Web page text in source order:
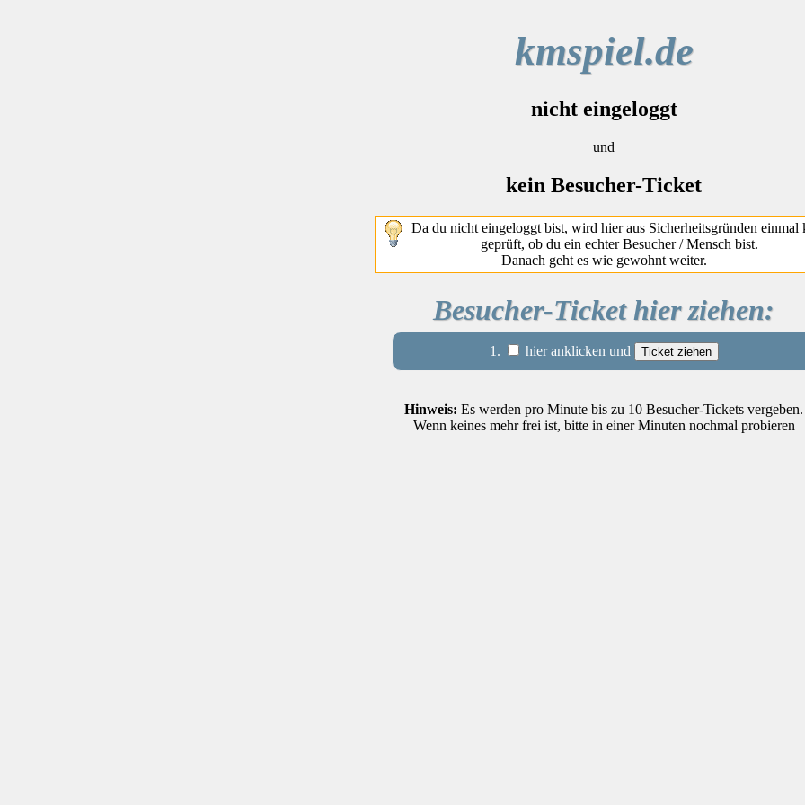
kmspiel.de
nicht eingeloggt
und
kein Besucher-Ticket
Da du nicht eingeloggt bist, wird hier aus Sicherheitsgründen einmal
geprüft, ob du ein echter Besucher / Mensch bist.
Danach geht es wie gewohnt weiter.
Besucher-Ticket hier ziehen:
1. hier anklicken und
Hinweis: Es werden pro Minute bis zu 10 Besucher-Tickets vergeben.
Wenn keines mehr frei ist, bitte in einer Minuten nochmal probieren